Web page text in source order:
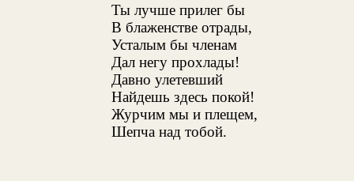
Ты лучше прилег бы
В блаженстве отрады,
Усталым бы членам
Дал негу прохлады!
Давно улетевший
Найдешь здесь покой!
Журчим мы и плещем,
Шепча над тобой.